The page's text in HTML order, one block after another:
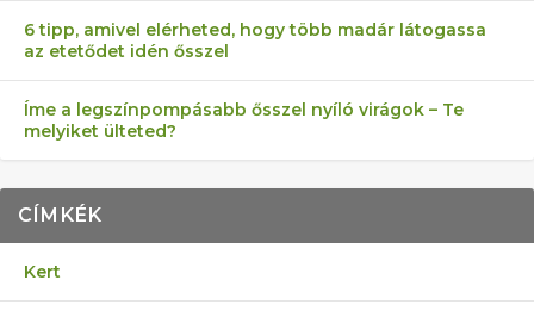
6 tipp, amivel elérheted, hogy több madár látogassa
az etetődet idén ősszel
Íme a legszínpompásabb ősszel nyíló virágok – Te
melyiket ülteted?
CÍMKÉK
Kert